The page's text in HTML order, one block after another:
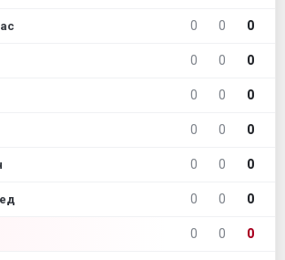
0 0 0
0 0 0
0 0 0
0 0 0
0 0 0
0 0 0
0 0 0